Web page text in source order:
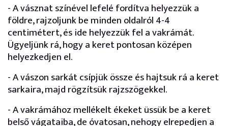
- A vásznat színével lefelé fordítva helyezzük a
földre, rajzoljunk be minden oldalról 4-4
centimétert, és ide helyezzük fel a vakrámát.
Ügyeljünk rá, hogy a keret pontosan középen
helyezkedjen el.
- A vászon sarkát csípjük össze és hajtsuk rá a keret
sarkaira, majd rögzítsük rajzszögekkel.
- A vakrámához mellékelt ékeket üssük be a keret
belső vágataiba, de óvatosan, nehogy elrepedjen a